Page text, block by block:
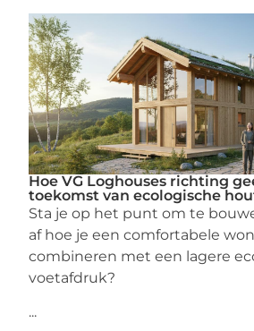
Hoe VG Loghouses richting
toekomst van ecologische
Sta je op het punt om te
af hoe je een comfortabele
combineren met een lagere
voetafdruk?
...